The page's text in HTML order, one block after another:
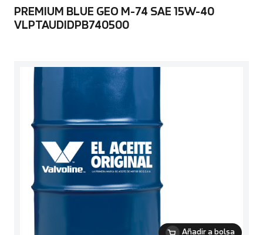
PREMIUM BLUE GEO M-74 SAE 15W-40
VLPTAUDIDPB740500
Añadir a bolsa